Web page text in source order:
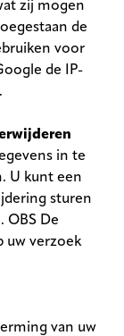
zij mogen
de
voor
de IP-
in te
U kunt een
sturen
. OBS De
uw verzoek
van uw